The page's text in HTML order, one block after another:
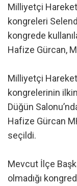
Milliyetçi Hareket
kongreleri
kongrede
Hafize Gürcan,
Milliyetçi
kongrelerinin
Düğün
Hafize Gürcan
seçildi.
Mevcut İlçe
olmadığı